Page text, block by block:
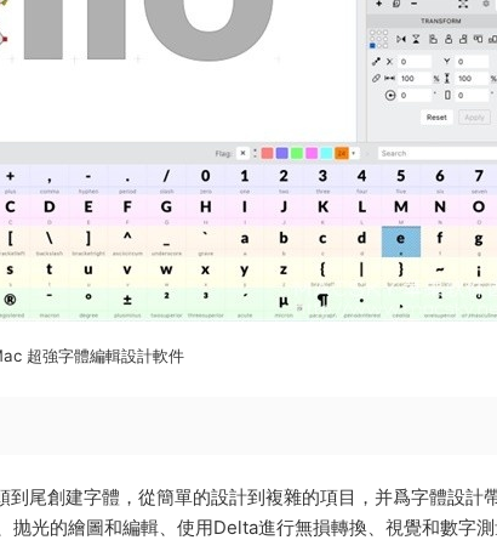
超強字體編輯設計軟件
尾創建字體，從簡單的設計到複雜的項目，并爲字體設計
光的繪圖和編輯、使用Delta進行無損轉換、視覺和數字測